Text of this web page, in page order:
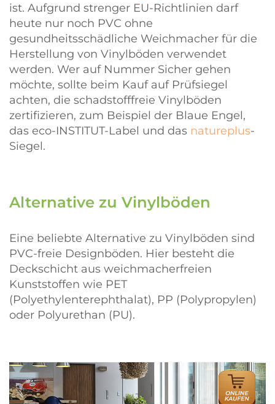
ist. Aufgrund strenger EU-Richtlinien darf
heute nur noch PVC ohne
gesundheitsschädliche Weichmacher für die
Herstellung von Vinylböden verwendet
werden. Wer auf Nummer Sicher gehen
möchte, sollte beim Kauf auf Prüfsiegel
achten, die schadstofffreie Vinylböden
zertifizieren, zum Beispiel der Blaue Engel,
das eco-INSTITUT-Label und das natureplus-
Siegel.
Alternative zu Vinylböden
Eine beliebte Alternative zu Vinylböden sind
PVC-freie Designböden. Hier besteht die
Deckschicht aus weichmacherfreien
Kunststoffen wie PET
(Polyethylenterephthalat), PP (Polypropylen)
oder Polyurethan (PU).
ONLINE